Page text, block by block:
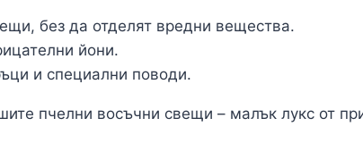
без да отделят вредни вещества.
йони.
и специални поводи.
пчелни восъчни свещи – малък лукс от